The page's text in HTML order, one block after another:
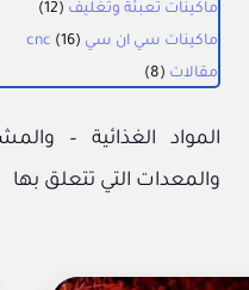
ماكينات تعبئة وتغليف (12)
ماكينات سي ان سي cnc (16)
مقالات (8)
المواد الغذائية –
والمعدات التي تتعلق بها